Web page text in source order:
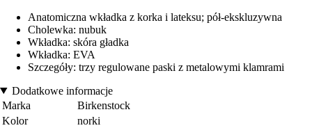
Anatomiczna wkładka z korka i lateksu; pół-ekskluzywna
Cholewka: nubuk
Wkładka: skóra gładka
Wkładka: EVA
Szczegóły: trzy regulowane paski z metalowymi klamrami
Dodatkowe informacje
Marka
Birkenstock
Kolor
norki